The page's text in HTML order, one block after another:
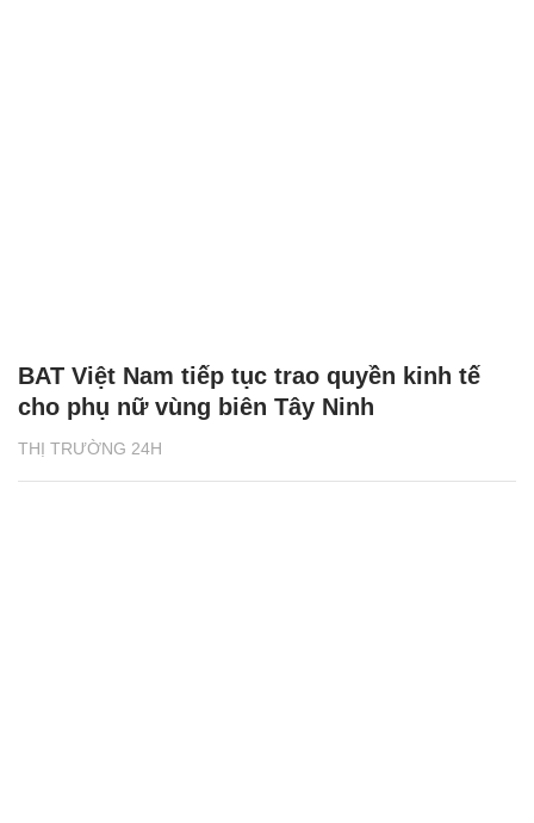
THỊ TRƯỜNG 24H
BAT Việt Nam tiếp tục trao quyền kinh tế
cho phụ nữ vùng biên Tây Ninh